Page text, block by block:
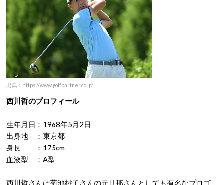
出典：https://www.golfpartner.co.jp/
西川哲のプロフィール
生年月日：1968年5月2日
出身地 ：東京都
身長 ：175cm
血液型 ：A型
西川哲さんは菊池桃子さんの元旦那さんとしても有名なプロゴ